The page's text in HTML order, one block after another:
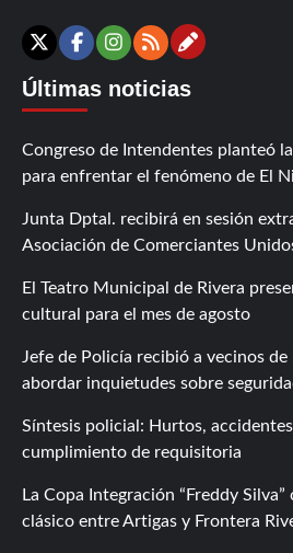
X Facebook
Instagram
RSS
Últimas noticias
Congreso de Intendentes planteó
para enfrentar el fenómeno de El
Junta Dptal. recibirá en sesión
Asociación de Comerciantes
El Teatro Municipal de Rivera
cultural para el mes de agosto
Jefe de Policía recibió a vecinos de
abordar inquietudes sobre
Síntesis policial: Hurtos,
cumplimiento de requisitoria
La Copa Integración “Freddy Silva”
clásico entre Artigas y Frontera